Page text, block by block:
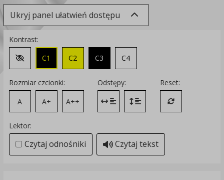
Ukryj panel ułatwień dostępu
Kontrast:
Zmień kontrast na domyślny
C1 C2 C3 C4
Rozmiar czcionki:
A
A+ A++
Odstępy:
Zmień odstęp między literami
Zmień interlinię i margines
Reset:
Przywróć
Lektor:
Czytaj odnośniki Czytaj tekst